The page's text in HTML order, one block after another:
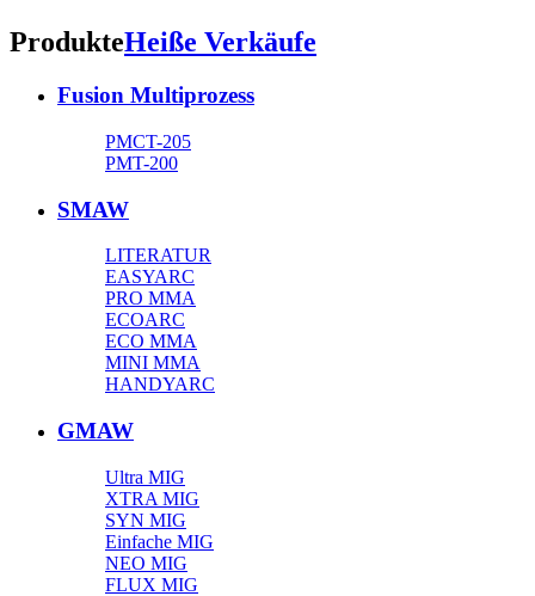
ProdukteHeiße Verkäufe
Fusion Multiprozess
PMCT-205
PMT-200
SMAW
LITERATUR
EASYARC
PRO MMA
ECOARC
ECO MMA
MINI MMA
HANDYARC
GMAW
Ultra MIG
XTRA MIG
SYN MIG
Einfache MIG
NEO MIG
FLUX MIG